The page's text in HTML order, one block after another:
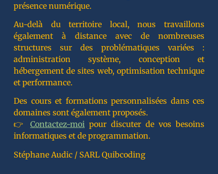
présence numérique.
Au-delà du territoire local, nous travaillons
également à distance avec de nombreuses
structures sur des problématiques variées :
administration système, conception et
hébergement de sites web, optimisation technique
et performance.
Des cours et formations personnalisées dans ces
domaines sont également proposés.
👉 Contactez-moi pour discuter de vos besoins
informatiques et de programmation.
Stéphane Audic / SARL Quibcoding